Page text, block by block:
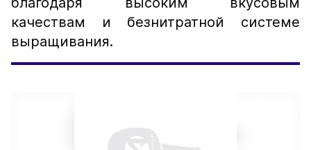
качествам и безнитратной системе
выращивания.